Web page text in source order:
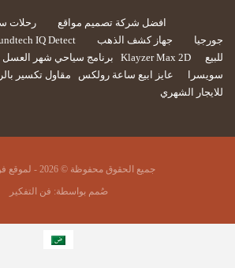
افضل شركة تصميم مواقع
رحلات
جورجيا
جهاز كشف الذهب IQ Detect
للبيع
Klayzer Max 2D برنامج سياحي شهر العسل
سويسرا
عايز ابيع ساعة رولكس مقاول تكسير
للايجار الشهري
جميع الحقوق محفوظة © 2026 - لموقع فن التفكير.
صُمم بواسطة: فن التفكير